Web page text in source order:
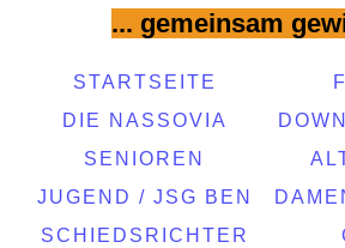
... gemeinsam
STARTSEITE
DIE NASSOVIA
SENIOREN
JUGEND / JSG BEN
SCHIEDSRICHTER